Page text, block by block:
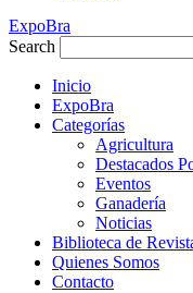
ExpoBra
Search
Inicio
ExpoBra
Categorías
Agricultura
Destacados
Eventos
Ganadería
Noticias
Biblioteca de
Quienes Somos
Contacto